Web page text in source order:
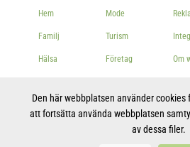
Hem
Familj
Hälsa
Matlagning
Mode
Turism
Företag Om
Den här webbplatsen använder
att fortsätta använda webbplatsen
av dessa filer.